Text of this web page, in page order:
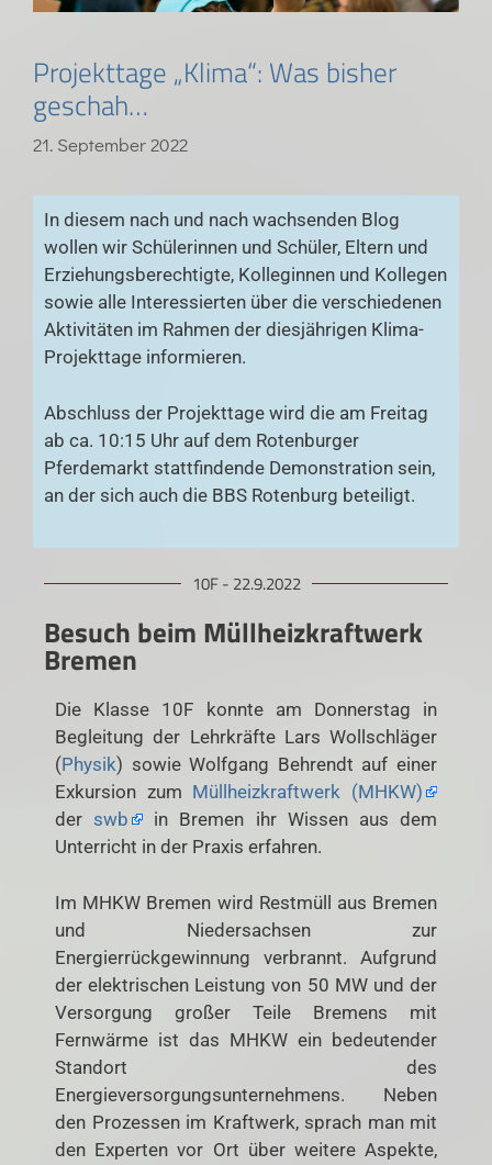
Projekttage „Klima“: Was bisher
geschah…
21. September 2022
In diesem nach und nach wachsenden Blog
wollen wir Schülerinnen und Schüler, Eltern und
Erziehungsberechtigte, Kolleginnen und Kollegen
sowie alle Interessierten über die verschiedenen
Aktivitäten im Rahmen der diesjährigen Klima-
Projekttage informieren.
Abschluss der Projekttage wird die am Freitag
ab ca. 10:15 Uhr auf dem Rotenburger
Pferdemarkt stattfindende Demonstration sein,
an der sich auch die BBS Rotenburg beteiligt.
10F - 22.9.2022
Besuch beim Müllheizkraftwerk
Bremen
Die Klasse 10F konnte am Donnerstag in
Begleitung der Lehrkräfte Lars Wollschläger
(Physik) sowie Wolfgang Behrendt auf einer
Exkursion zum Müllheizkraftwerk (MHKW)
der swb
in Bremen ihr Wissen aus dem
Unterricht in der Praxis erfahren.
Im MHKW Bremen wird Restmüll aus Bremen
und Niedersachsen zur
Energierrückgewinnung verbrannt. Aufgrund
der elektrischen Leistung von 50 MW und der
Versorgung großer Teile Bremens mit
Fernwärme ist das MHKW ein bedeutender
Standort des
Energieversorgungsunternehmens. Neben
den Prozessen im Kraftwerk, sprach man mit
den Experten vor Ort über weitere Aspekte,